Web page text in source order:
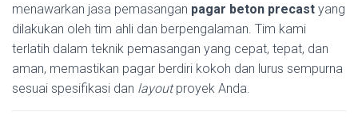
menawarkan jasa pemasangan pagar beton precast yang
dilakukan oleh tim ahli dan berpengalaman. Tim kami
terlatih dalam teknik pemasangan yang cepat, tepat, dan
aman, memastikan pagar berdiri kokoh dan lurus sempurna
sesuai spesifikasi dan layoutproyek Anda.